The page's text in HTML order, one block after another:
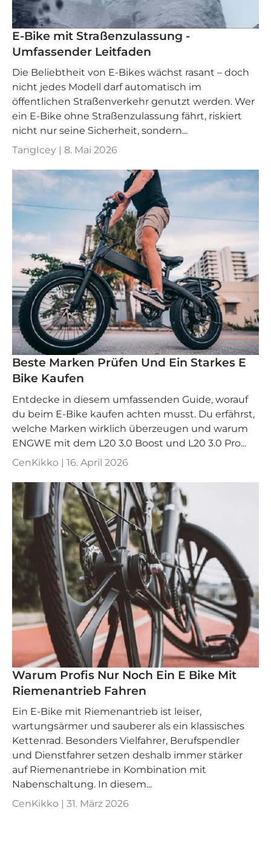
E-Bike mit Straßenzulassung -
Umfassender Leitfaden
Die Beliebtheit von E-Bikes wächst rasant – doch
nicht jedes Modell darf automatisch im
öffentlichen Straßenverkehr genutzt werden. Wer
ein E-Bike ohne Straßenzulassung fährt, riskiert
nicht nur seine Sicherheit, sondern...
TangIcey | 8. Mai 2026
Beste Marken Prüfen Und Ein Starkes E
Bike Kaufen
Entdecke in diesem umfassenden Guide, worauf
du beim E-Bike kaufen achten musst. Du erfährst,
welche Marken wirklich überzeugen und warum
ENGWE mit dem L20 3.0 Boost und L20 3.0 Pro...
CenKikko | 16. April 2026
Warum Profis Nur Noch Ein E Bike Mit
Riemenantrieb Fahren
Ein E‑Bike mit Riemenantrieb ist leiser,
wartungsärmer und sauberer als ein klassisches
Kettenrad. Besonders Vielfahrer, Berufspendler
und Dienstfahrer setzen deshalb immer stärker
auf Riemenantriebe in Kombination mit
Nabenschaltung. In diesem...
CenKikko | 31. März 2026